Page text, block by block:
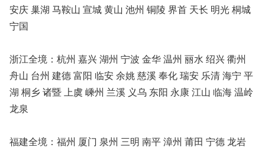
安庆 巢湖 马鞍山 宣城 黄山 池州 铜陵 界首 天长 明光 桐城
宁国
浙江全境：杭州 嘉兴 湖州 宁波 金华 温州 丽水 绍兴 衢州
舟山 台州 建德 富阳 临安 余姚 慈溪 奉化 瑞安 乐清 海宁 平
湖 桐乡 诸暨 上虞 嵊州 兰溪 义乌 东阳 永康 江山 临海 温岭
龙泉
福建全境：福州 厦门 泉州 三明 南平 漳州 莆田 宁德 龙岩